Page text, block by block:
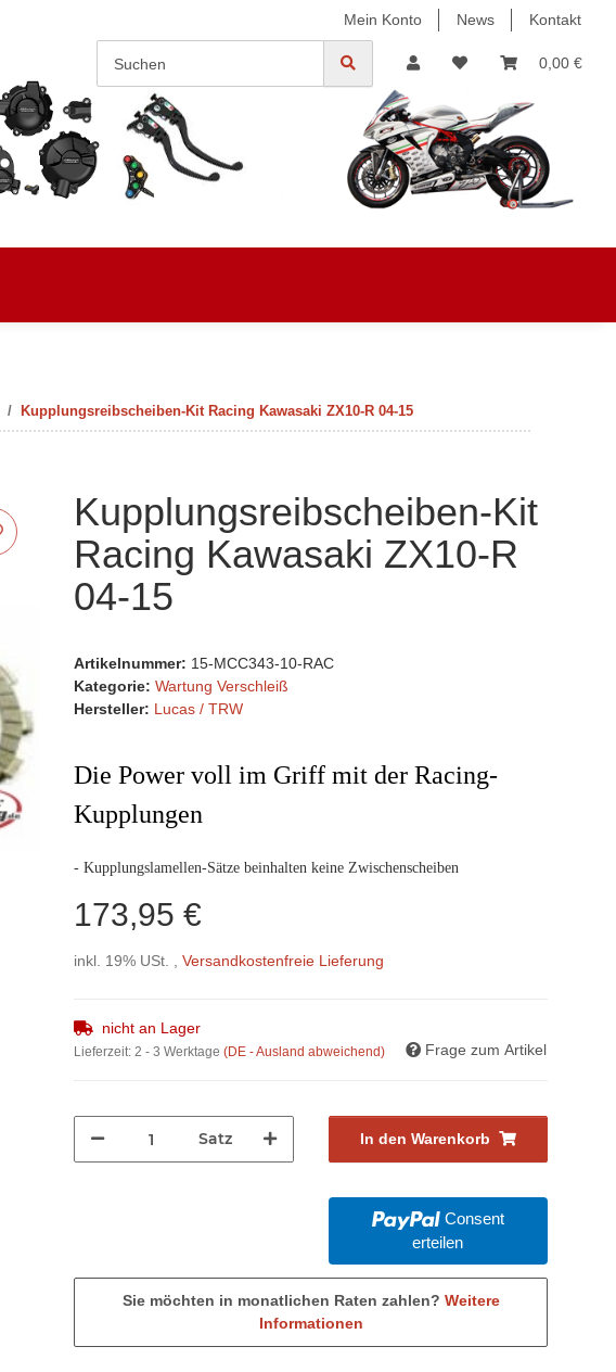
Mein Konto News Kontakt
0,00 €
Kupplungsreibscheiben-Kit Racing Kawasaki ZX10-R 04-15
Kupplungsreibscheiben-Kit
Racing Kawasaki ZX10-R
04-15
Artikelnummer: 15-MCC343-10-RAC
Kategorie:Wartung Verschleiß
Hersteller: Lucas / TRW
Die Power voll im Griff mit der Racing-
Kupplungen
- Kupplungslamellen-Sätze beinhalten keine Zwischenscheiben
173,95 €
inkl. 19% USt. ,Versandkostenfreie Lieferung
nicht an Lager
Lieferzeit:2 - 3 Werktage(DE - Ausland abweichend) Frage zum Artikel
Satz In den Warenkorb
Consent
erteilen
Sie möchten in monatlichen Raten zahlen? Weitere
Informationen